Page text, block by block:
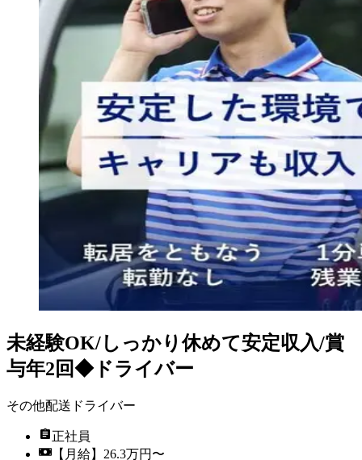
未経験OK/しっかり休めて安定収入/賞
与年2回◆ドライバー
その他配送ドライバー
正社員
【月給】26.3万円〜